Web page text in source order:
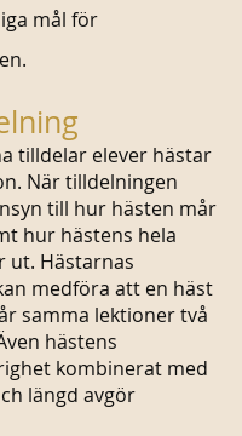
mål för
tilldelar elever hästar
När tilldelningen
till hur hästen mår
hur hästens hela
ut. Hästarnas
medföra att en häst
samma lektioner två
hästens
kombinerat med
längd avgör